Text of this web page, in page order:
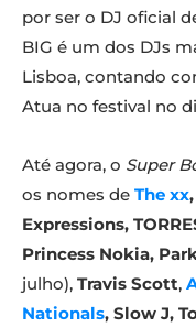
por ser o DJ oficial
BIG é um dos DJs
Lisboa, contando
Atua no festival no
Até agora, o Super
os nomes de The xx,
Expressions,
Princess Nokia,
julho), Travis Scott,
Nationals, Slow J,